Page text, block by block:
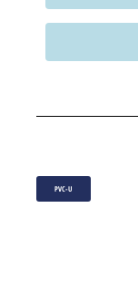
PVC-U